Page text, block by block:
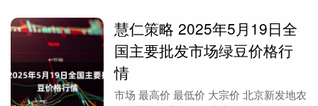
慧仁策略 2025年5月19日全
国主要批发市场绿豆价格行
情
市场 最高价 最低价 大宗价 北京新发地农